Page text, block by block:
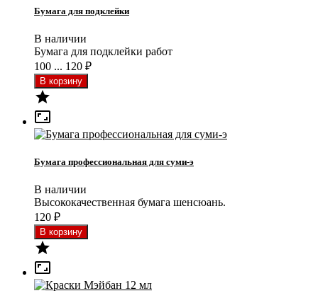
Бумага для подклейки
В наличии
Бумага для подклейки работ
100 ... 120 ₽


Бумага профессиональная для суми-э
В наличии
Высококачественная бумага шенсюань.
120 ₽

